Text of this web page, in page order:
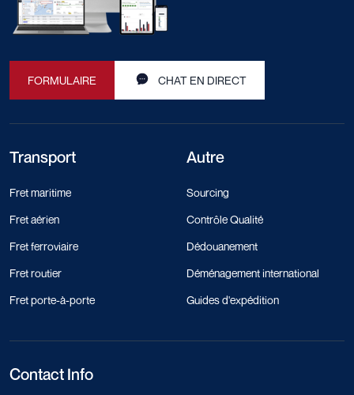
FORMULAIRE CHAT EN DIRECT
Transport
Fret maritime
Fret aérien
Fret ferroviaire
Fret routier
Fret porte-à-porte
Autre
Sourcing
Contrôle Qualité
Dédouanement
Déménagement international
Guides d'expédition
Contact Info